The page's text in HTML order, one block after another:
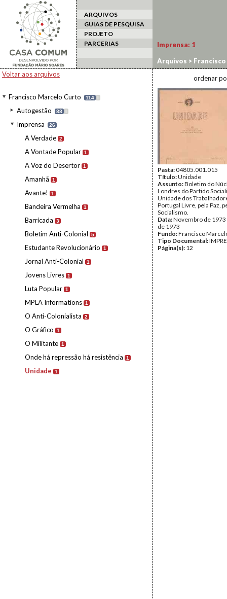
ARQUIVOS
GUIAS DE PESQUISA
PROJETO
PARCERIAS
Voltar aos arquivos
Francisco Marcelo Curto 114 I
Autogestão 88 I
Imprensa 26
A Verdade 2
A Vontade Popular 1
A Voz do Desertor 1
Amanhã 1
Avante! 1
Bandeira Vermelha 1
Barricada 3
Boletim Anti-Colonial 5
Estudante Revolucionário 1
Jornal Anti-Colonial 1
Jovens Livres 1
Luta Popular 1
MPLA Informations 1
O Anti-Colonialista 2
O Gráfico 1
O Militante 1
Onde há repressão há resistência 1
Unidade 1
Imprensa: 1
Arquivos >
ordenar
Pasta:04805.001.015
Título:Unidade
Assunto:Boletim do
Londres do Partido
Unidade dos
Portugal Livre, pela Paz,
Socialismo.
Data:Novembro de
de 1973
Fundo:Francisco
Tipo Documental:
Página(s): 12